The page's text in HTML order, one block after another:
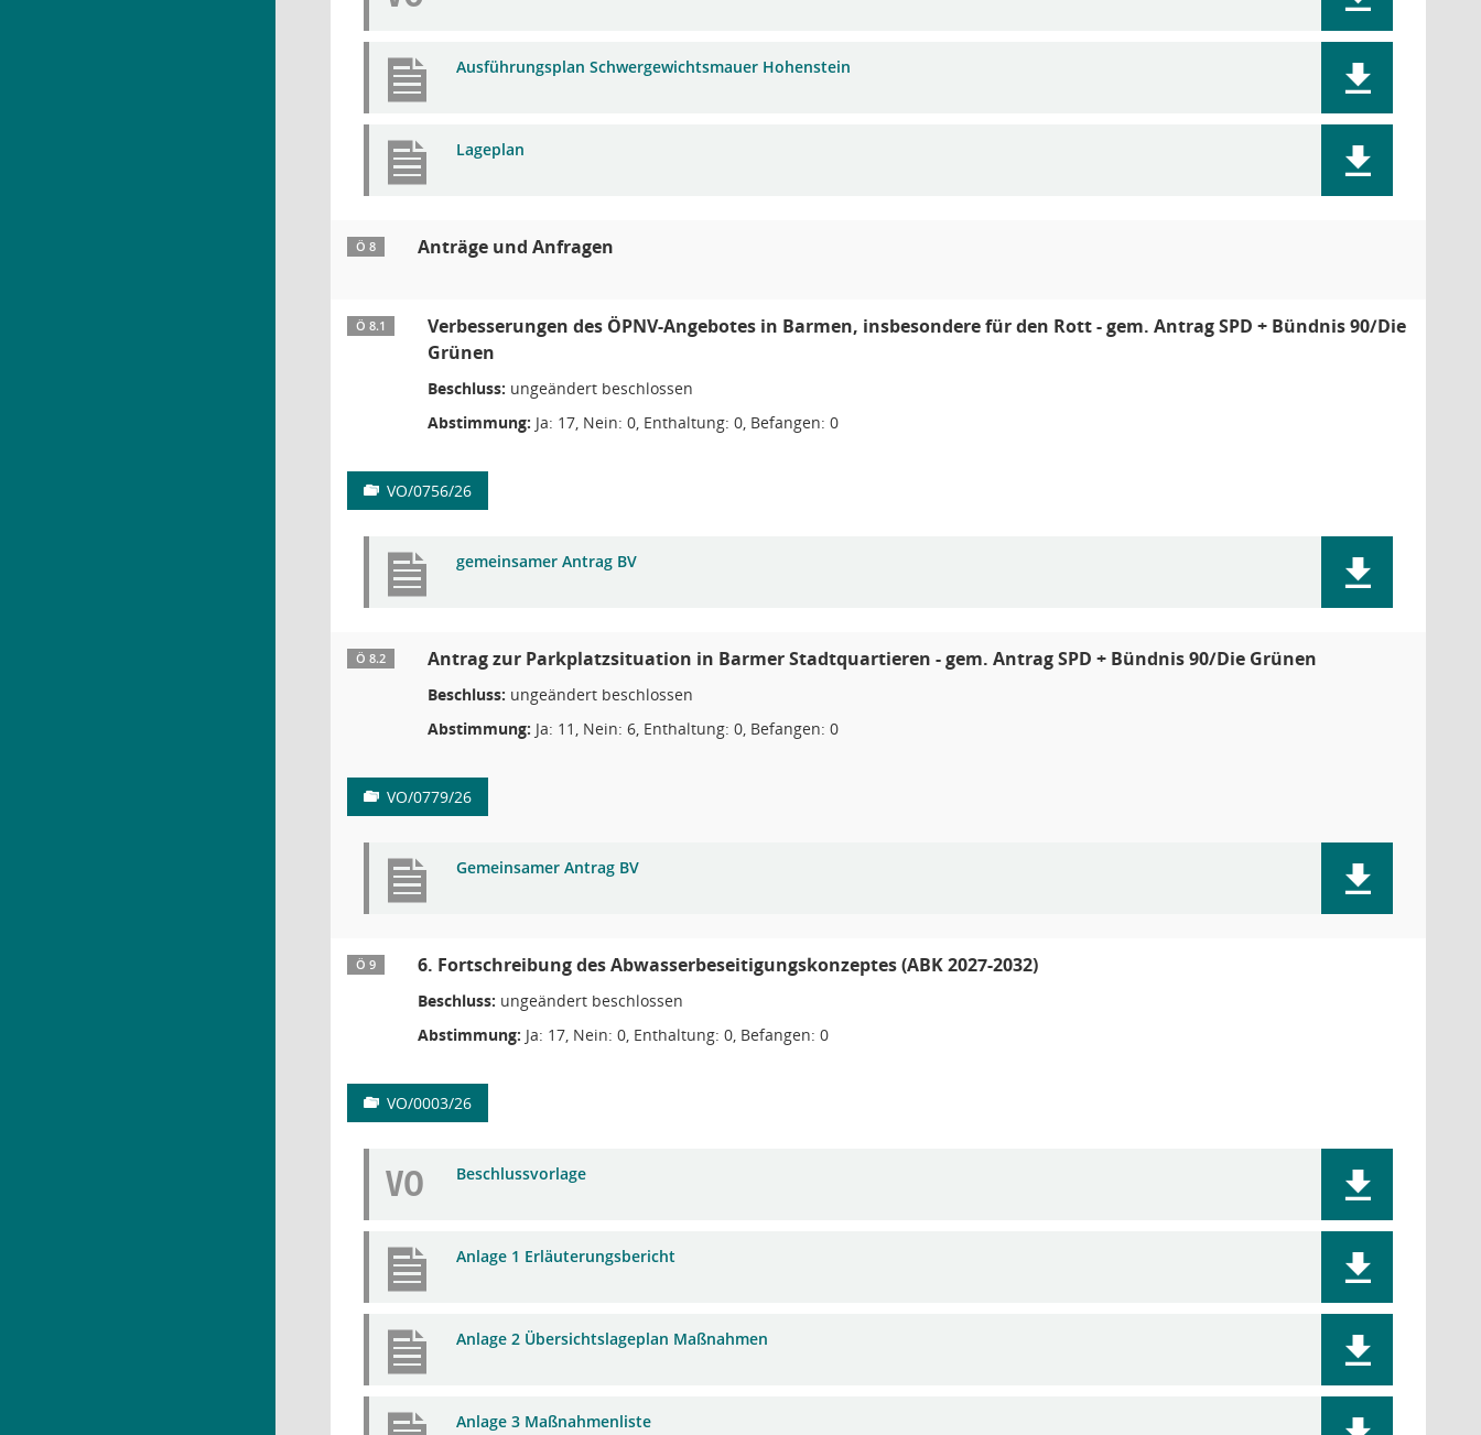
Ausführungsplan Schwergewichtsmauer Hohenstein
Lageplan
Ö 8 Anträge und Anfragen
Ö 8.1
Verbesserungen des ÖPNV-Angebotes in Barmen, insbesondere für den Rott - gem. Antrag SPD + Bündnis 90/Die
Grünen
Beschluss: ungeändert beschlossen
Abstimmung: Ja: 17, Nein: 0, Enthaltung: 0, Befangen: 0
VO/0756/26
gemeinsamer Antrag BV
Ö 8.2 Antrag zur Parkplatzsituation in Barmer Stadtquartieren - gem. Antrag SPD + Bündnis 90/Die Grünen
Beschluss: ungeändert beschlossen
Abstimmung: Ja: 11, Nein: 6, Enthaltung: 0, Befangen: 0
VO/0779/26
Gemeinsamer Antrag BV
Ö 9 6. Fortschreibung des Abwasserbeseitigungskonzeptes (ABK 2027-2032)
Beschluss: ungeändert beschlossen
Abstimmung: Ja: 17, Nein: 0, Enthaltung: 0, Befangen: 0
VO/0003/26
VO Beschlussvorlage
Anlage 1 Erläuterungsbericht
Anlage 2 Übersichtslageplan Maßnahmen
Anlage 3 Maßnahmenliste